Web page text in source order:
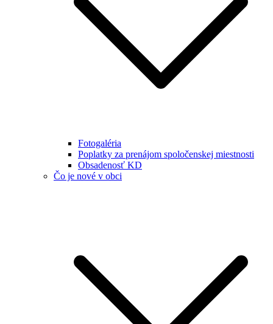
Fotogaléria
Poplatky za prenájom spoločenskej miestnosti
Obsadenosť KD
Čo je nové v obci